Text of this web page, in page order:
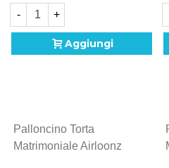
- +
Aggiungi
Palloncino Torta
Matrimoniale Airloonz